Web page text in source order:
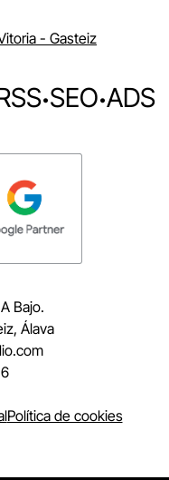
- Gasteiz
·SEO·ADS
Bajo.
Álava
Política de cookies